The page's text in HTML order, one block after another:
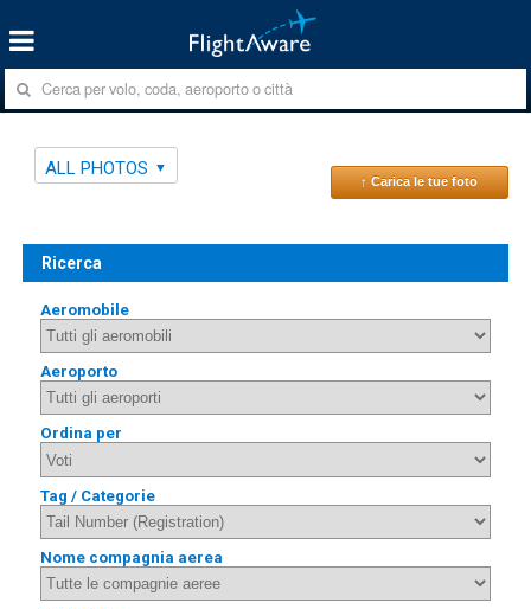
ALL PHOTOS
↑ Carica le tue foto
Ricerca
Aeromobile
Aeroporto
Ordina per
Tag / Categorie
Nome compagnia aerea